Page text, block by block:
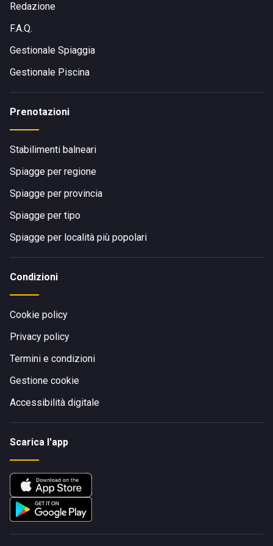
Redazione
F.A.Q.
Gestionale Spiaggia
Gestionale Piscina
Prenotazioni
Stabilimenti balneari
Spiagge per regione
Spiagge per provincia
Spiagge per tipo
Spiagge per località più popolari
Condizioni
Cookie policy
Privacy policy
Termini e condizioni
Gestione cookie
Accessibilità digitale
Scarica l'app